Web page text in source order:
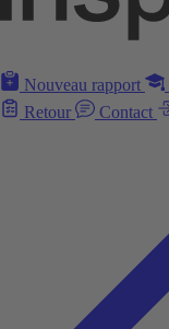
Nouveau rapport
Retour
Contact